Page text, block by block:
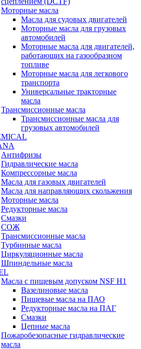
Моторные масла
Масла для судовых двигателей
Моторные масла для грузовых
автомобилей
Моторные масла для двигателей,
работающих на газообразном
топливе
Моторные масла для легкового
транспорта
Универсальные тракторные
масла
Трансмиссионные масла
Трансмиссионные масла для
грузовых автомобилей
Антифризы
Гидравлические масла
Компрессорные масла
Масла для газовых двигателей
Масла для направляющих скольжения
Моторные масла
Редукторные масла
Смазки
СОЖ
Трансмиссионные масла
Турбинные масла
Циркуляционные масла
Шпиндельные масла
Масла с пищевым допуском NSF H1
Вазелиновые масла
Пищевые масла на ПАО
Редукторные масла на ПАГ
Смазки
Цепные масла
Пожаробезопасные гидравлические
масла